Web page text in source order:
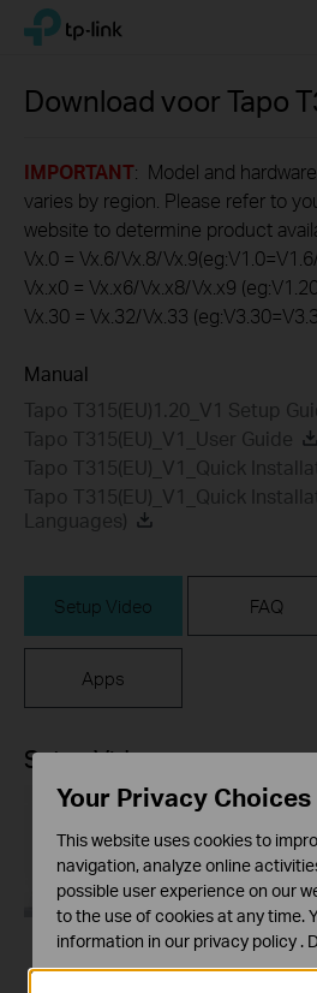
Click
navigation
TP-Link, Reliably Smart
Download voorTapo
IMPORTANT: Model and
varies by region. Please refer to
website to determine product
Vx.0 = Vx.6/Vx.8/
Vx.x0 = Vx.x6/Vx.x8/Vx.x9
Vx.30 = Vx.32/Vx.33
Manual
Tapo T315(EU)1.20_V1 Setup
Tapo T315(EU)_V1_User Guide
Tapo T315(EU)_V1_Quick
Tapo T315(EU)_V1_Quick
Languages)
Setup Video FAQ
Apps
Setup Video
How to Set Up Your
Your Privacy Choices
This website uses cookies to
navigation, analyze online
possible user experience on our
to the use of cookies at any time.
information in our privacy policy .